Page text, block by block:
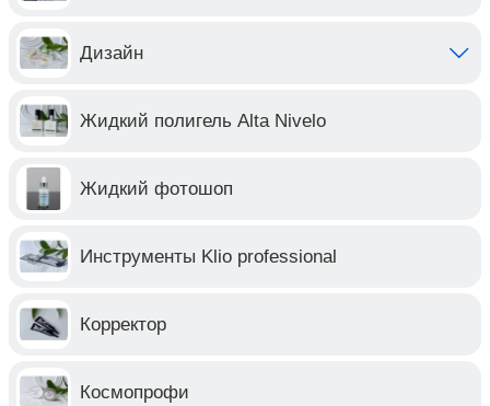
Дизайн
Жидкий полигель Alta Nivelo
Жидкий фотошоп
Инструменты Klio professional
Корректор
Космопрофи